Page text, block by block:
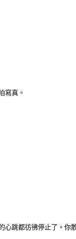
寫真。
心跳都彷彿停止了。你